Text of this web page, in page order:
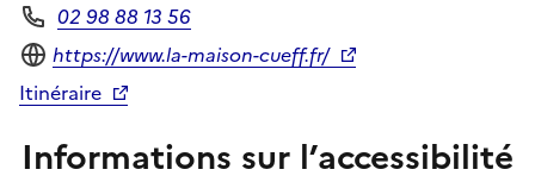
Téléphone
02 98 88 13 56
Site internet
https://www.la-maison-cueff.fr/
Itinéraire
Informations sur l’accessibilité